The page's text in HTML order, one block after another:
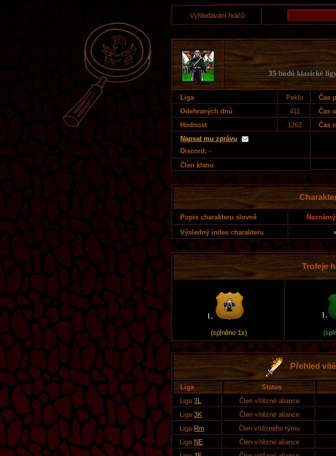
Vyhledávání hráčů
35 bodů klasické
Liga Peklo Čas
Odehraných dnů
411 Čas
Hodnost
1262 Čas
Napsat mu zprávu
Discord: -
Člen klanu
Popis charakteru slovně
Výsledný index charakteru
Trofeje
(splněno 1x)
Přehled
Liga Status
Liga 3L Člen vítězné aliance
Liga 3K Člen vítězné aliance
Liga Rm Člen vítězného týmu
Liga NE Člen vítězné aliance